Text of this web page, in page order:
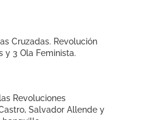
Cruzadas. Revolución
y 3 Ola Feminista.
Revoluciones
Salvador Allende y